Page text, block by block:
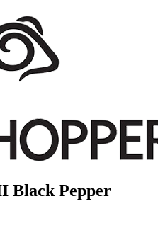
Black Pepper